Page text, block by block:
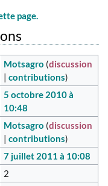
page.
Motsagro (discussion
|contributions)
5 octobre 2010 à
10:48
Motsagro (discussion
|contributions)
7 juillet 2011 à 10:08
2